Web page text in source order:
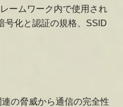
ームワーク内で使用され
号化と認証の規格、SSID
の脅威から通信の完全性